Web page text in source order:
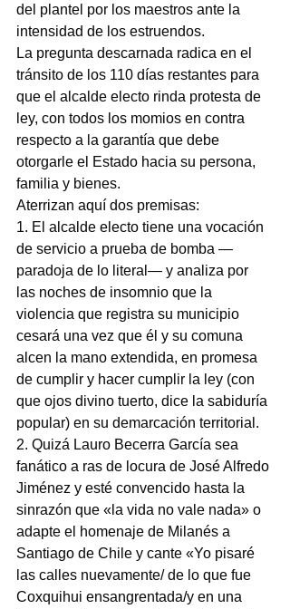
del plantel por los maestros ante la
intensidad de los estruendos.
La pregunta descarnada radica en el
tránsito de los 110 días restantes para
que el alcalde electo rinda protesta de
ley, con todos los momios en contra
respecto a la garantía que debe
otorgarle el Estado hacia su persona,
familia y bienes.
Aterrizan aquí dos premisas:
1. El alcalde electo tiene una vocación
de servicio a prueba de bomba —
paradoja de lo literal— y analiza por
las noches de insomnio que la
violencia que registra su municipio
cesará una vez que él y su comuna
alcen la mano extendida, en promesa
de cumplir y hacer cumplir la ley (con
que ojos divino tuerto, dice la sabiduría
popular) en su demarcación territorial.
2. Quizá Lauro Becerra García sea
fanático a ras de locura de José Alfredo
Jiménez y esté convencido hasta la
sinrazón que «la vida no vale nada» o
adapte el homenaje de Milanés a
Santiago de Chile y cante «Yo pisaré
las calles nuevamente/ de lo que fue
Coxquihui ensangrentada/y en una